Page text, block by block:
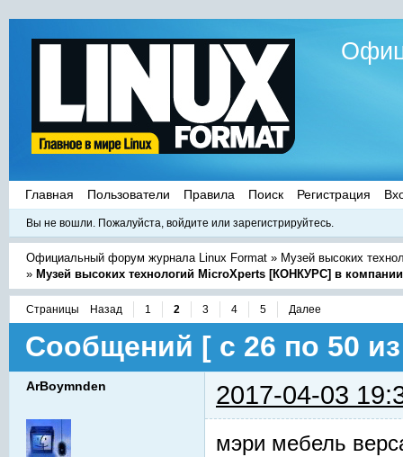
Главная Пользователи Правила Поиск Регистрация
Вы не вошли. Пожалуйста, войдите или зарегистрируйтесь.
Официальный форум журнала Linux Format » Музей высоких
» Музей высоких технологий MicroXperts [КОНКУРС] в
Страницы Назад 1 2 3 4 5 Далее
Сообщений [ с 26 по 50
ArBoymnden 2017-04-03
мэри мебель